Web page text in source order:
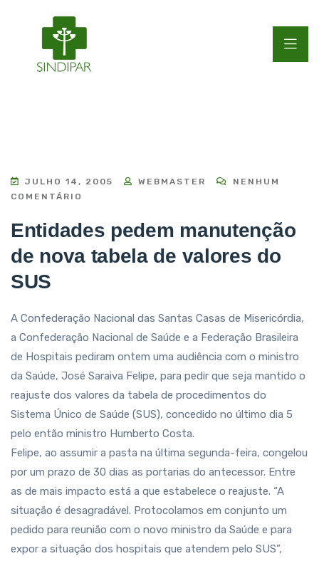
JULHO 14, 2005 WEBMASTER
NENHUM
COMENTÁRIO
Entidades pedem manutenção
de nova tabela de valores do
SUS
A Confederação Nacional das Santas Casas de Misericórdia,
a Confederação Nacional de Saúde e a Federação Brasileira
de Hospitais pediram ontem uma audiência com o ministro
da Saúde, José Saraiva Felipe, para pedir que seja mantido o
reajuste dos valores da tabela de procedimentos do
Sistema Único de Saúde (SUS), concedido no último dia 5
pelo então ministro Humberto Costa.
Felipe, ao assumir a pasta na última segunda-feira, congelou
por um prazo de 30 dias as portarias do antecessor. Entre
as de mais impacto está a que estabelece o reajuste. “A
situação é desagradável. Protocolamos em conjunto um
pedido para reunião com o novo ministro da Saúde e para
expor a situação dos hospitais que atendem pelo SUS”,